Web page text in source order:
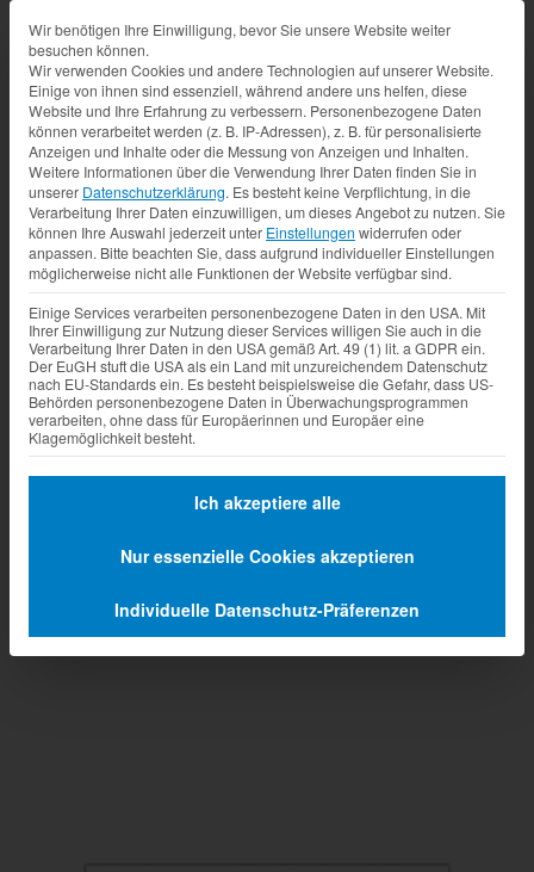
Datenschutz-Präferenz
Wir benötigen Ihre Einwilligung, bevor Sie unsere Website weiter
besuchen können.
Wir verwenden Cookies und andere Technologien auf unserer Website.
Einige von ihnen sind essenziell, während andere uns helfen, diese
Website und Ihre Erfahrung zu verbessern. Personenbezogene Daten
können verarbeitet werden (z. B. IP-Adressen), z. B. für personalisierte
Anzeigen und Inhalte oder die Messung von Anzeigen und Inhalten.
Weitere Informationen über die Verwendung Ihrer Daten finden Sie in
unserer Datenschutzerklärung. Es besteht keine Verpflichtung, in die
Verarbeitung Ihrer Daten einzuwilligen, um dieses Angebot zu nutzen. Sie
können Ihre Auswahl jederzeit unter Einstellungen widerrufen oder
anpassen. Bitte beachten Sie, dass aufgrund individueller Einstellungen
möglicherweise nicht alle Funktionen der Website verfügbar sind.
Einige Services verarbeiten personenbezogene Daten in den USA. Mit
Ihrer Einwilligung zur Nutzung dieser Services willigen Sie auch in die
Verarbeitung Ihrer Daten in den USA gemäß Art. 49 (1) lit. a GDPR ein.
Der EuGH stuft die USA als ein Land mit unzureichendem Datenschutz
nach EU-Standards ein. Es besteht beispielsweise die Gefahr, dass US-
Behörden personenbezogene Daten in Überwachungsprogrammen
verarbeiten, ohne dass für Europäerinnen und Europäer eine
Klagemöglichkeit besteht.
Ich akzeptiere alle
Nur essenzielle Cookies akzeptieren
Individuelle Datenschutz-Präferenzen